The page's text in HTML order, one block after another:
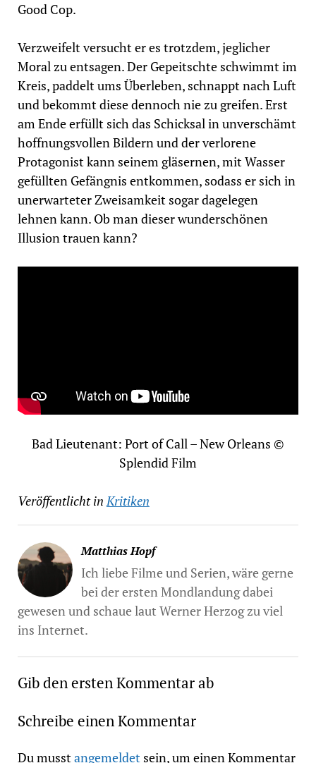
Good Cop.
Verzweifelt versucht er es trotzdem, jeglicher
Moral zu entsagen. Der Gepeitschte schwimmt im
Kreis, paddelt ums Überleben, schnappt nach Luft
und bekommt diese dennoch nie zu greifen. Erst
am Ende erfüllt sich das Schicksal in unverschämt
hoffnungsvollen Bildern und der verlorene
Protagonist kann seinem gläsernen, mit Wasser
gefüllten Gefängnis entkommen, sodass er sich in
unerwarteter Zweisamkeit sogar dagelegen
lehnen kann. Ob man dieser wunderschönen
Illusion trauen kann?
Bad Lieutenant: Port of Call – New Orleans ©
Splendid Film
Veröffentlicht in Kritiken
Matthias Hopf
Ich liebe Filme und Serien, wäre gerne
bei der ersten Mondlandung dabei
gewesen und schaue laut Werner Herzog zu viel
ins Internet.
Gib den ersten Kommentar ab
Schreibe einen Kommentar
Du musstangemeldetsein, um einen Kommentar